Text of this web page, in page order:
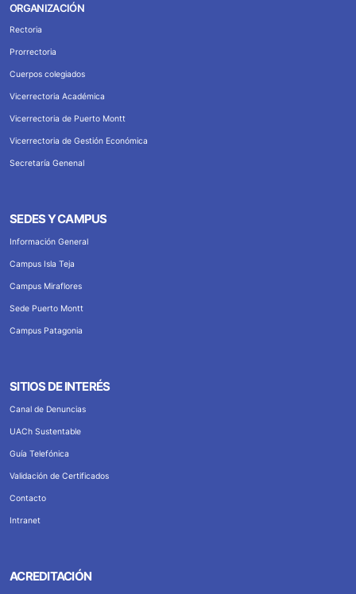
ORGANIZACIÓN
Rectoria
Prorrectoria
Cuerpos colegiados
Vicerrectoria Académica
Vicerrectoria de Puerto Montt
Vicerrectoria de Gestión Económica
Secretaría Genenal
SEDES Y CAMPUS
Información General
Campus Isla Teja
Campus Miraflores
Sede Puerto Montt
Campus Patagonia
SITIOS DE INTERÉS
Canal de Denuncias
UACh Sustentable
Guía Telefónica
Validación de Certificados
Contacto
Intranet
ACREDITACIÓN